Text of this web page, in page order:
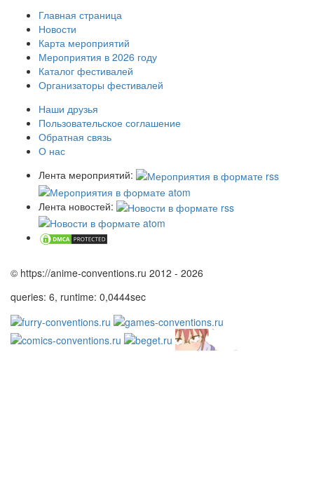
Главная страница
Новости
Карта мероприятий
Мероприятия в 2026 году
Каталог фестивалей
Организаторы фестивалей
Наши друзья
Пользовательское соглашение
Обратная связь
О нас
Лента мероприятий:
Лента новостей:
© https://anime-conventions.ru 2012 - 2026
queries: 6, runtime: 0,0444sec